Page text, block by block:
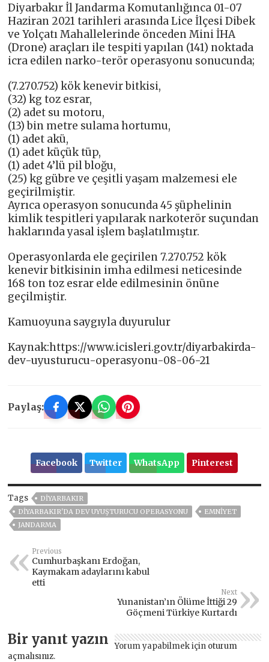
Diyarbakır İl Jandarma Komutanlığınca 01-07
Haziran 2021 tarihleri arasında Lice İlçesi Dibek
ve Yolçatı Mahallelerinde önceden Mini İHA
(Drone) araçları ile tespiti yapılan (141) noktada
icra edilen narko-terör operasyonu sonucunda;
(7.270.752) kök kenevir bitkisi,
(32) kg toz esrar,
(2) adet su motoru,
(13) bin metre sulama hortumu,
(1) adet akü,
(1) adet küçük tüp,
(1) adet 4’lü pil bloğu,
(25) kg gübre ve çeşitli yaşam malzemesi ele
geçirilmiştir.
Ayrıca operasyon sonucunda 45 şüphelinin
kimlik tespitleri yapılarak narkoterör suçundan
haklarında yasal işlem başlatılmıştır.
Operasyonlarda ele geçirilen 7.270.752 kök
kenevir bitkisinin imha edilmesi neticesinde
168 ton toz esrar elde edilmesinin önüne
geçilmiştir.
Kamuoyuna saygıyla duyurulur
Kaynak:https://www.icisleri.gov.tr/diyarbakirda-
dev-uyusturucu-operasyonu-08-06-21
Paylaş:
Facebook Twitter WhatsApp Pinterest
Tags
DİYARBAKIR
DIYARBAKIR'DA DEV UYUŞTURUCU OPERASYONU
EMNİYET
JANDARMA
Previous
Cumhurbaşkanı Erdoğan,
Kaymakam adaylarını kabul
etti
Next
Yunanistan’ın Ölüme İttiği 29
Göçmeni Türkiye Kurtardı
Bir yanıt yazın Yorum yapabilmek için oturum
açmalısınız.